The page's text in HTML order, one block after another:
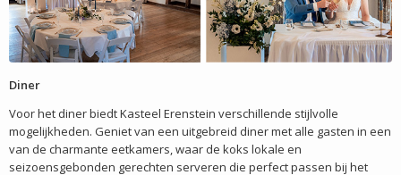
Diner
Voor het diner biedt Kasteel Erenstein verschillende stijlvolle
mogelijkheden. Geniet van een uitgebreid diner met alle gasten in een
van de charmante eetkamers, waar de koks lokale en
seizoensgebonden gerechten serveren die perfect passen bij het